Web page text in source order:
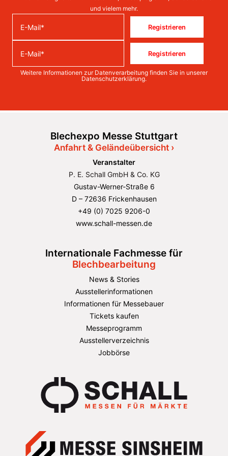
und vielem mehr.
Registrieren
Registrieren
Weitere Informationen zur Datenverarbeitung finden Sie in unserer
Datenschutzerklärung.
Blechexpo Messe Stuttgart
Anfahrt & Geländeübersicht ›
Veranstalter
P. E. Schall GmbH & Co. KG
Gustav-Werner-Straße 6
D – 72636 Frickenhausen
+49 (0) 7025 9206-0
www.schall-messen.de
Internationale Fachmesse für
Blechbearbeitung
News & Stories
Ausstellerinformationen
Informationen für Messebauer
Tickets kaufen
Messeprogramm
Ausstellerverzeichnis
Jobbörse